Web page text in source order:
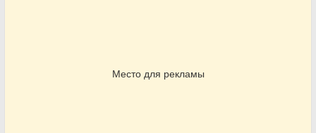
Место для рекламы